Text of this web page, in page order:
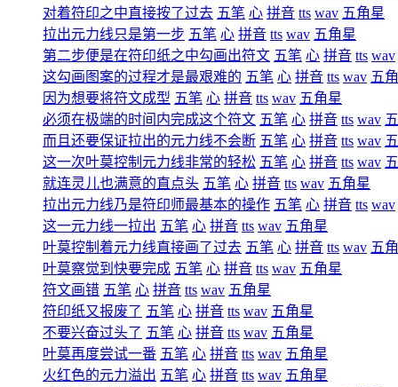
对着符印之中直接按了过去 五笔 心 拼音 tts wav 五角星
拉出元力线只是第一步 五笔 心 拼音 tts wav 五角星
第二步便是在符印纸之中勾画出符文 五笔 心 拼音 tts wav
这勾画图案的过程才是最艰难的 五笔 心 拼音 tts wav 五
因为想要将符文成型 五笔 心 拼音 tts wav 五角星
必须在极端的时间内完成这个符文 五笔 心 拼音 tts wav
而且还要保证拉出的元力线不会断 五笔 心 拼音 tts wav
这一次叶莫控制元力线非常的轻松 五笔 心 拼音 tts wav
就连灵儿也满意的直点头 五笔 心 拼音 tts wav 五角星
拉出元力线乃是符印师最基本的操作 五笔 心 拼音 tts wav
这一元力线一拉出 五笔 心 拼音 tts wav 五角星
叶莫控制着元力线直接画了过去 五笔 心 拼音 tts wav 五
叶莫察觉到快要完成 五笔 心 拼音 tts wav 五角星
符文画错 五笔 心 拼音 tts wav 五角星
符印纸又报废了 五笔 心 拼音 tts wav 五角星
不要兴奋过头了 五笔 心 拼音 tts wav 五角星
叶莫再度尝试一番 五笔 心 拼音 tts wav 五角星
火红色的元力溢出 五笔 心 拼音 tts wav 五角星